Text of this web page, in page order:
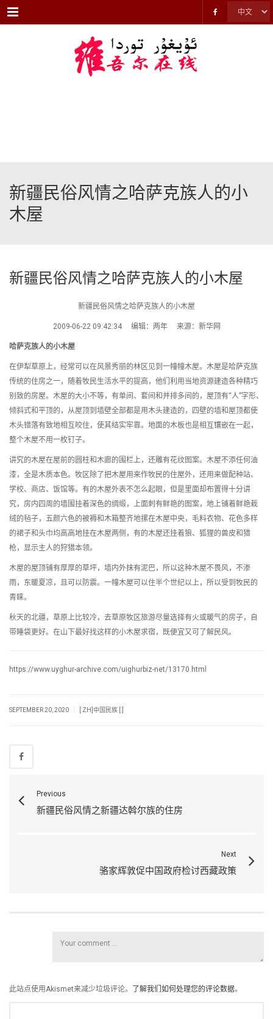
Menu
新疆民俗风情之哈萨克族人的小
木屋
新疆民俗风情之哈萨克族人的小木屋
新疆民俗风情之哈萨克族人的小木屋
2009-06-22 09:42:34 编辑：两年 来源：新华网
哈萨克族人的小木屋
在伊犁草原上，经常可以在风景秀丽的林区见到一幢幢木屋。木屋是哈萨克族
传统的住房之一，随着牧民生活水平的提高，他们利用当地资源建造各种精巧
别致的房屋。木屋的大小不等，有单间、套间和并排多间的，屋顶有“人”字形、
倾斜式和平顶的，从屋顶到墙壁全部都是用木头建造的，四壁的墙和屋顶都使
木头错落有致地相互咬住，使其结实牢靠。地面的木板也是相互镶嵌在一起，
整个木屋不用一枚钉子。
讲究的木屋在屋前的圆柱和木廊的围栏上，还雕有花纹图案。木屋不添任何油
漆，全是木质本色。牧区除了把木屋用来作牧民的住屋外，还用来做配种站、
学校、商店、饭馆等。有的木屋外表不怎么起眼，但是里面却布置得十分讲
究，房内四周的墙围挂着深色的绸缎，上面刺有鲜艳的图案，地上铺着鲜艳栽
绒的毡子，五颜六色的被褥和木箱整齐地摞在木屋中央，毛料衣物、花色多样
的裙子和头巾均高高地挂在木屋两侧，有的木屋还挂着狼、狐狸的兽皮和猎
枪，显示主人的狩猎本领。
木屋的屋顶铺有厚厚的草坪，墙内外抹有泥巴，所以这种木屋不畏风，不渗
雨，东暖夏凉，且可以防震。一幢木屋可以住半个世纪以上，所以受到牧民的
青睐。
秋天的北疆，草原上比较冷，去草原牧区旅游尽量选择有火或暖气的房子，自
带睡袋更好。在山下最好找这样的小木屋求宿，既便宜又可了解民风。
https://www.uyghur-archive.com/uighurbiz-net/13170.html
SEPTEMBER 20, 2020 [:ZH]中国民族 [:]
Previous
新疆民俗风情之新疆达斡尔族的住房
Next
骆家辉敦促中国政府检讨西藏政策
此站点使用Akismet来减少垃圾评论。 了解我们如何处理您的评论数据。